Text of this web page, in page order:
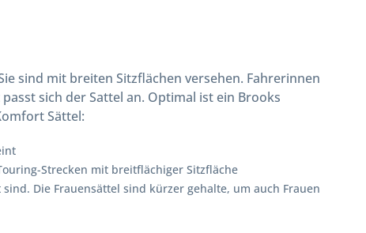
sind mit breiten Sitzflächen versehen. Fahrerinnen
sich der Sattel an. Optimal ist ein Brooks
Sättel:
Strecken mit breitflächiger Sitzfläche
Die Frauensättel sind kürzer gehalte, um auch Frauen